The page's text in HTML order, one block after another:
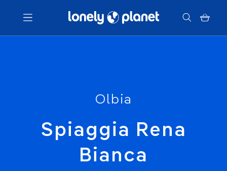
Menu
Olbia
Spiaggia Rena
Bianca